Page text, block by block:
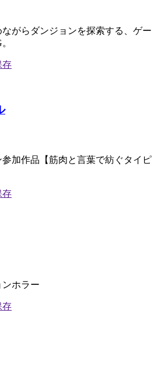
がらダンジョンを探索する、ゲー
加作品【筋肉と言葉で紡ぐタイピ
ホラー